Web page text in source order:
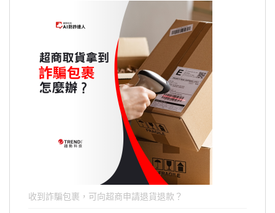
收到詐騙包裹，可向超商申請退貨退款？